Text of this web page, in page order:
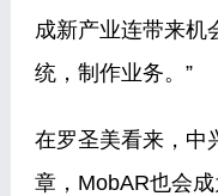
成新产业连带来机
统，制作业务。”
在罗圣美看来，中
章，MobAR也会